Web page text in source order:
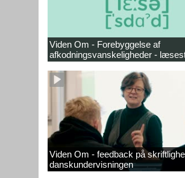
Viden Om - Forebyggelse af
afkodningsvanskeligheder -
Viden Om - feedback på
danskundervisningen